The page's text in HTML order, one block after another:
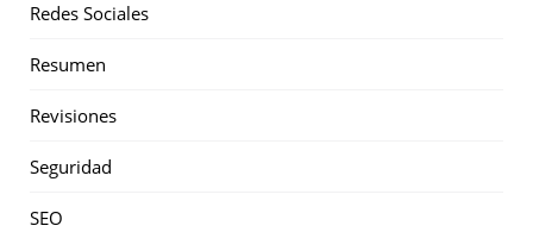
Redes Sociales
Resumen
Revisiones
Seguridad
SEO